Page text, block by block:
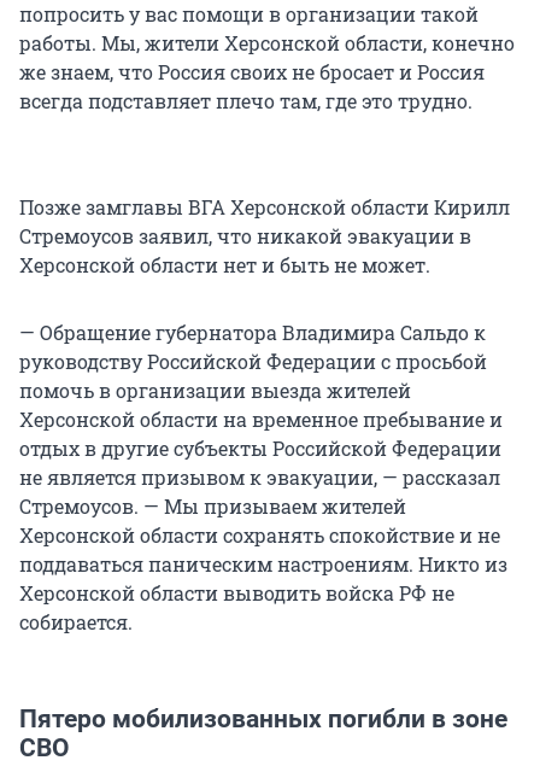
попросить у вас помощи в организации такой
работы. Мы, жители Херсонской области, конечно
же знаем, что Россия своих не бросает и Россия
всегда подставляет плечо там, где это трудно.
Позже замглавы ВГА Херсонской области Кирилл
Стремоусов заявил, что никакой эвакуации в
Херсонской области нет и быть не может.
— Обращение губернатора Владимира Сальдо к
руководству Российской Федерации с просьбой
помочь в организации выезда жителей
Херсонской области на временное пребывание и
отдых в другие субъекты Российской Федерации
не является призывом к эвакуации, — рассказал
Стремоусов. — Мы призываем жителей
Херсонской области сохранять спокойствие и не
поддаваться паническим настроениям. Никто из
Херсонской области выводить войска РФ не
собирается.
Пятеро мобилизованных погибли в зоне
СВО